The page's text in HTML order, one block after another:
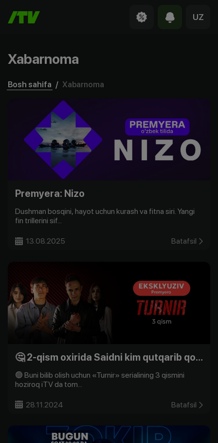
UZ
Xabarnoma
Bosh sahifa / Xabarnoma
Premyera: Nizo
Dushman bosqini, hayot uchun kurash va fitna siri. Yangi
fin trillerini sif...
13.08.2025 Batafsil
🤔 2-qism oxirida Saidni kim qutqarib qoldi?
🟢 Buni bilib olish uchun «Turnir» serialining 3 qismini
hoziroq iTV da tom...
28.11.2024 Batafsil